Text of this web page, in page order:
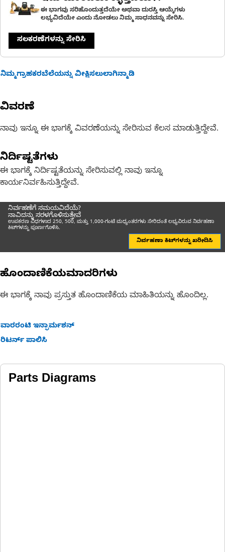
ಈ ಭಾಗವು ಸರಿಹೊಂದುತ್ತದೆಯೇ ಅಥವಾ ದುರಸ್ತಿ ಆಯ್ಕೆಗಳು
ಲಭ್ಯವಿದೆಯೇ ಎಂದು ನೋಡಲು ನಿಮ್ಮ ಸಾಧನವನ್ನು ಸೇರಿಸಿ.
ಸಲಕರಣೆಗಳನ್ನು ಸೇರಿಸಿ
ನಿಮ್ಮಗ್ರಾಹಕರಬೆಲೆಯನ್ನು ವೀಕ್ಷಿಸಲುಲಾಗಿನ್ಮಾಡಿ
ವಿವರಣೆ
ನಾವು ಇನ್ನೂ ಈ ಭಾಗಕ್ಕೆ ವಿವರಣೆಯನ್ನು ಸೇರಿಸುವ ಕೆಲಸ ಮಾಡುತ್ತಿದ್ದೇವೆ.
ನಿರ್ದಿಷ್ಟತೆಗಳು
ಈ ಭಾಗಕ್ಕೆ ನಿರ್ದಿಷ್ಟತೆಯನ್ನು ಸೇರಿಸುವಲ್ಲಿ ನಾವು ಇನ್ನೂ
ಕಾರ್ಯನಿರ್ವಹಿಸುತ್ತಿದ್ದೇವೆ.
ನಿರ್ವಹಣೆಗೆ ಸಮಯವಿದೆಯೆ?
ನಾವಿದನ್ನು ಸರಳಗೊಳಿಸುತ್ತೇವೆ
ಉಪಕರಣ ವಿಧಗಳಾದ 250, 500, ಮತ್ತು 1,000-ಗಂಟೆ ಮಧ್ಯಂತರಗಳು ಸೇರಿದಂತೆ ಲಭ್ಯವಿರುವ ನಿರ್ವಹಣಾ
ಕಿಟ್‌ಗಳನ್ನು ಪೂರ್ಣಗೊಳಿಸಿ.
ನಿರ್ವಹಣಾ ಕಿಟ್‌ಗಳನ್ನು ಖರೀದಿಸಿ
ಹೊಂದಾಣಿಕೆಯಮಾದರಿಗಳು
ಈ ಭಾಗಕ್ಕೆ ನಾವು ಪ್ರಸ್ತುತ ಹೊಂದಾಣಿಕೆಯ ಮಾಹಿತಿಯನ್ನು ಹೊಂದಿಲ್ಲ.
ವಾರರಂಟಿ ಇನ್ಫಾರ್ಮಶನ್
ರಿಟರ್ನ್ ಪಾಲಿಸಿ
Parts Diagrams